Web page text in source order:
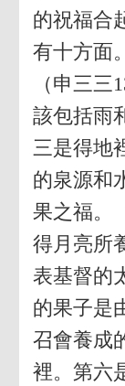
的祝福合
有十方面
（申三
該包括雨
三是得地
的泉源和
果之福。
得月亮所
表基督的
的果子是
召會養成
裡。第六